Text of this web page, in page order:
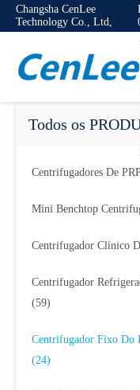
Changsha CenLee
Technology Co., Ltd,
Todos os
Centrifugadores De PRP
Mini Benchtop
Centrifugador Clínico
Centrifugador
(59)
Centrifugador Fixo Do
(24)